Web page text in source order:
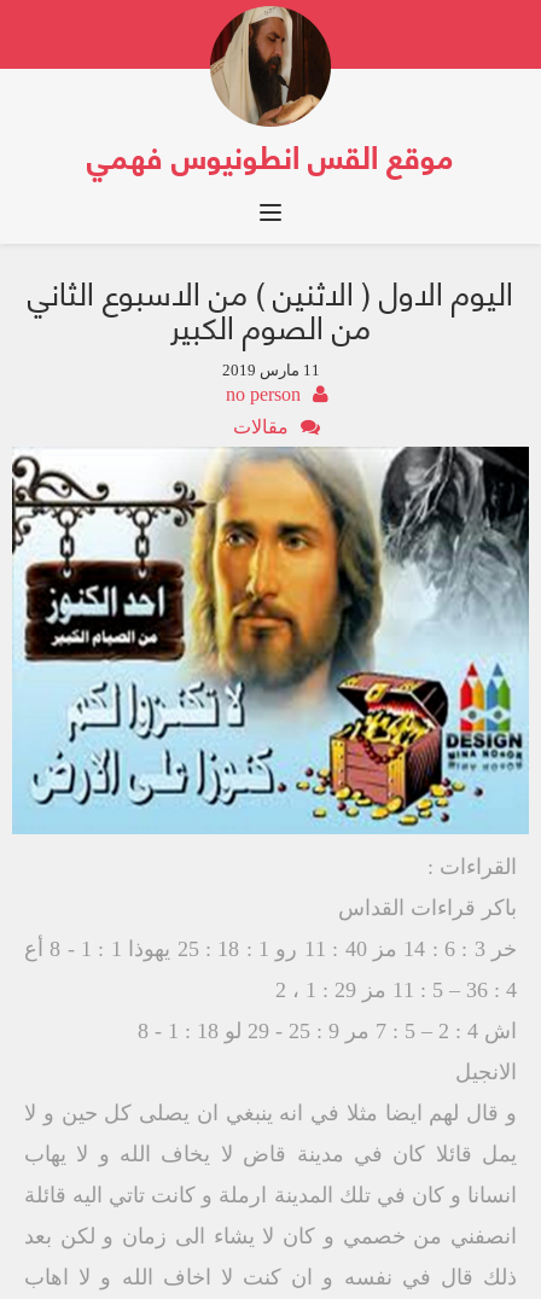
موقع القس انطونيوس فهمي
Toggle navigation
اليوم الاول ( الاثنين ) من الاسبوع الثاني
من الصوم الكبير
11 مارس 2019
no person
مقالات
القراءات :
باكر قراءات القداس
خر 3 : 6 : 14 مز 40 : 11 رو 1 : 18 : 25 يهوذا 1 : 1 - 8 أع
4 : 36 – 5 : 11 مز 29 : 1 ، 2
اش 4 : 2 – 5 : 7 مر 9 : 25 - 29 لو 18 : 1 - 8
الانجيل
و قال لهم ايضا مثلا في انه ينبغي ان يصلى كل حين و لا
يمل قائلا كان في مدينة قاض لا يخاف الله و لا يهاب
انسانا و كان في تلك المدينة ارملة و كانت تاتي اليه قائلة
انصفني من خصمي و كان لا يشاء الى زمان و لكن بعد
ذلك قال في نفسه و ان كنت لا اخاف الله و لا اهاب